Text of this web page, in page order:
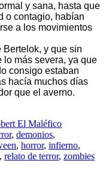
y sana, hasta que
o contagio, habían
a los movimientos
Bertelok, y que sin
más severa, ya que
consigo estaban
hacía muchos días
que el averno.
El Maléfico
, demonios,
, horror, infierno,
, relato de terror, zombies